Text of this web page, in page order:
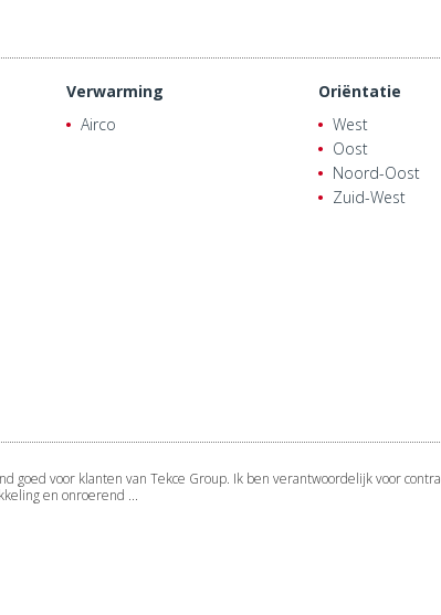
Verwarming
Airco
Oriëntatie
West
Oost
Noord-Oost
Zuid-West
goed voor klanten van Tekce Group. Ik ben verantwoordelijk voor
en onroerend ...